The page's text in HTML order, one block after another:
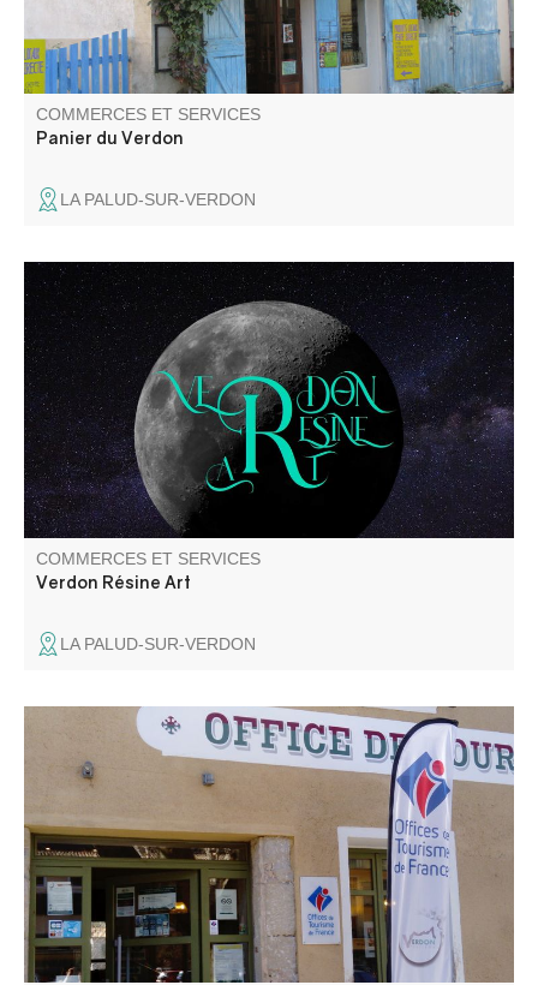
COMMERCES ET SERVICES
Panier du Verdon
LA PALUD-SUR-VERDON
Bienvenue chez Verdon Résine Art. Nous vous proposons
nos créations en bois et résine époxy ainsi que nos
œuvres fluidart entièrement réalisées à la main.
COMMERCES ET SERVICES
Verdon Résine Art
LA PALUD-SUR-VERDON
Le Bureau d'information touristique vous renseigne sur le
territoire, il vous conseille pour l'organisation de votre